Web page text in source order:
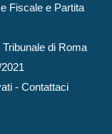
Fiscale e Partita
di Roma
- Contattaci